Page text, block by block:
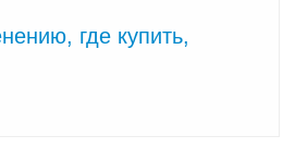
где купить,